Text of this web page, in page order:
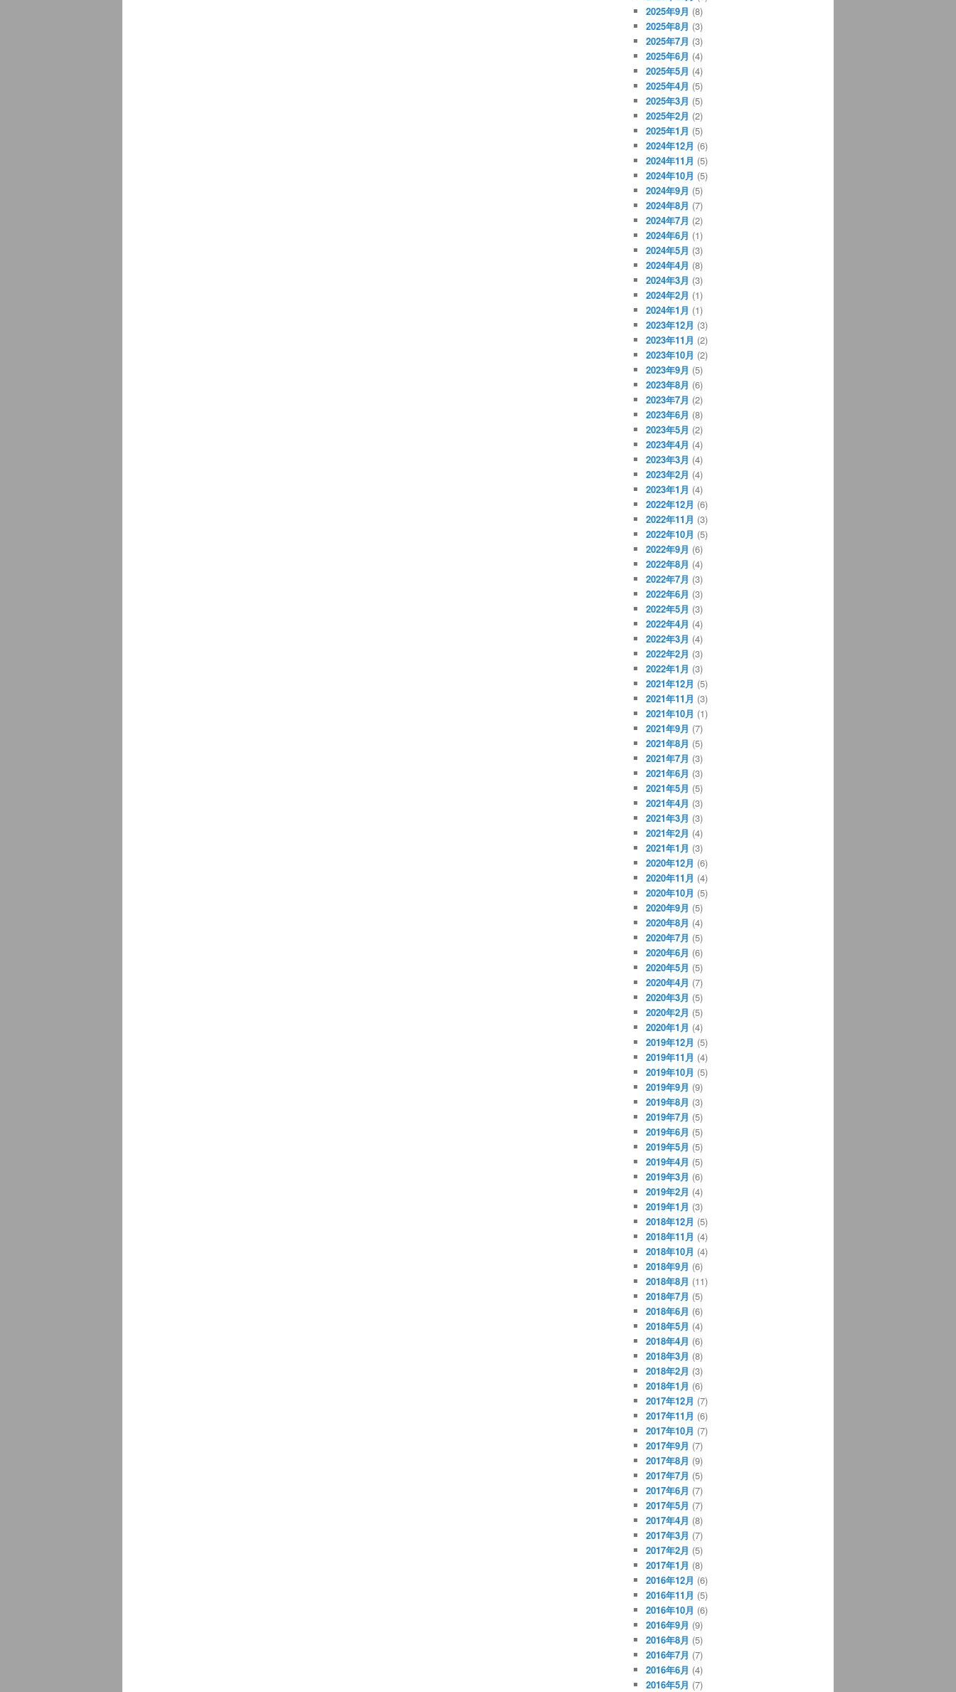
2025年9月 (8)
2025年8月 (3)
2025年7月 (3)
2025年6月 (4)
2025年5月 (4)
2025年4月 (5)
2025年3月 (5)
2025年2月 (2)
2025年1月 (5)
2024年12月 (6)
2024年11月 (5)
2024年10月 (5)
2024年9月 (5)
2024年8月 (7)
2024年7月 (2)
2024年6月 (1)
2024年5月 (3)
2024年4月 (8)
2024年3月 (3)
2024年2月 (1)
2024年1月 (1)
2023年12月 (3)
2023年11月 (2)
2023年10月 (2)
2023年9月 (5)
2023年8月 (6)
2023年7月 (2)
2023年6月 (8)
2023年5月 (2)
2023年4月 (4)
2023年3月 (4)
2023年2月 (4)
2023年1月 (4)
2022年12月 (6)
2022年11月 (3)
2022年10月 (5)
2022年9月 (6)
2022年8月 (4)
2022年7月 (3)
2022年6月 (3)
2022年5月 (3)
2022年4月 (4)
2022年3月 (4)
2022年2月 (3)
2022年1月 (3)
2021年12月 (5)
2021年11月 (3)
2021年10月 (1)
2021年9月 (7)
2021年8月 (5)
2021年7月 (3)
2021年6月 (3)
2021年5月 (5)
2021年4月 (3)
2021年3月 (3)
2021年2月 (4)
2021年1月 (3)
2020年12月 (6)
2020年11月 (4)
2020年10月 (5)
2020年9月 (5)
2020年8月 (4)
2020年7月 (5)
2020年6月 (6)
2020年5月 (5)
2020年4月 (7)
2020年3月 (5)
2020年2月 (5)
2020年1月 (4)
2019年12月 (5)
2019年11月 (4)
2019年10月 (5)
2019年9月 (9)
2019年8月 (3)
2019年7月 (5)
2019年6月 (5)
2019年5月 (5)
2019年4月 (5)
2019年3月 (6)
2019年2月 (4)
2019年1月 (3)
2018年12月 (5)
2018年11月 (4)
2018年10月 (4)
2018年9月 (6)
2018年8月 (11)
2018年7月 (5)
2018年6月 (6)
2018年5月 (4)
2018年4月 (6)
2018年3月 (8)
2018年2月 (3)
2018年1月 (6)
2017年12月 (7)
2017年11月 (6)
2017年10月 (7)
2017年9月 (7)
2017年8月 (9)
2017年7月 (5)
2017年6月 (7)
2017年5月 (7)
2017年4月 (8)
2017年3月 (7)
2017年2月 (5)
2017年1月 (8)
2016年12月 (6)
2016年11月 (5)
2016年10月 (6)
2016年9月 (9)
2016年8月 (5)
2016年7月 (7)
2016年6月 (4)
2016年5月 (7)